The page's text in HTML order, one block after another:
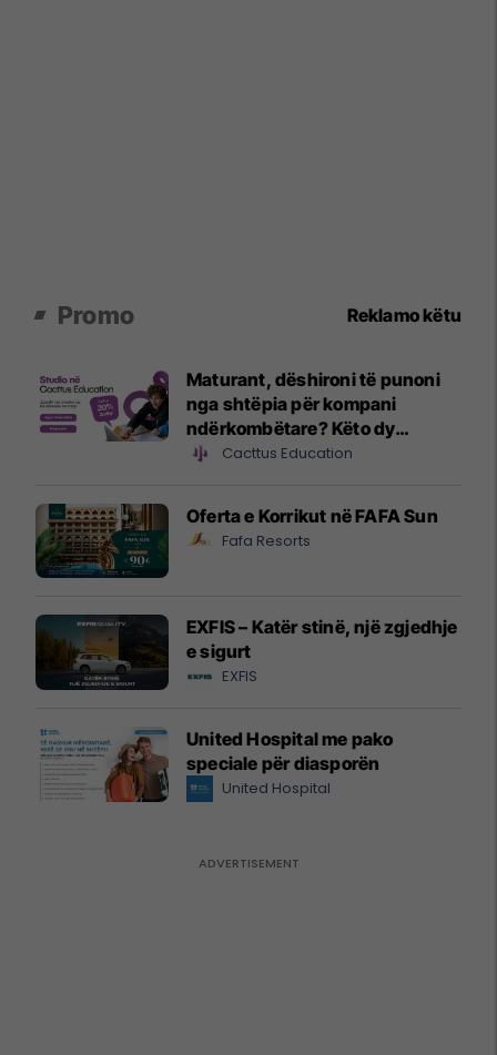
Promo Reklamo këtu
Maturant, dëshironi të punoni
nga shtëpia për kompani
ndërkombëtare? Këto dy
drejtime studimi mund të jenë
Cacttus Education
Oferta e Korrikut në FAFA Sun
Fafa Resorts
EXFIS – Katër stinë, një zgjedhje
e sigurt
EXFIS
United Hospital me pako
speciale për diasporën
United Hospital